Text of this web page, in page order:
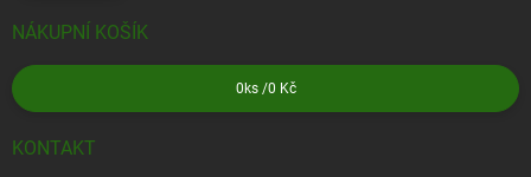
NÁKUPNÍ KOŠÍK
0 ks /0 Kč
KONTAKT